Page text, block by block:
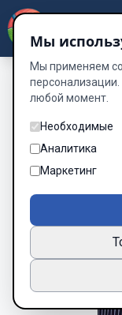
Мы
Мы применяем
любой момент.
Необходимые
Аналитика
Маркетинг